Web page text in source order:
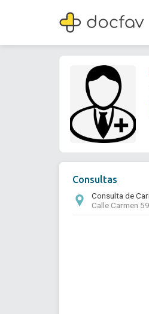
Caridad
Dentista
Consultas
Consulta de
Calle Carmen 59